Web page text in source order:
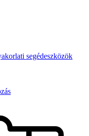
segédeszközök